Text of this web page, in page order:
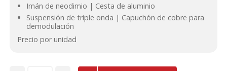
Imán de neodimio | Cesta de aluminio
Suspensión de triple onda | Capuchón de cobre para
demodulación
Precio por unidad